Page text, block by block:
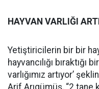
HAYVAN VARLIĞI
Yetiştiricilerin bir bir
hayvancılığı bıraktığı
varlığımız artıyor’
Arif Arıgümüş, “2 tane